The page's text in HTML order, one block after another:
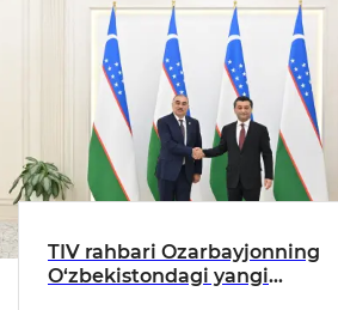
TIV rahbari Ozarbayjonning
O‘zbekistondagi yangi